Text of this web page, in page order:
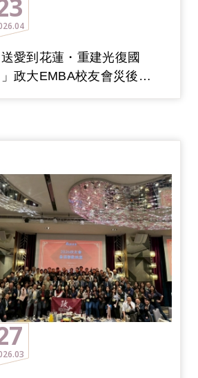
04
送愛到花蓮・重建光復國
政大EMBA校友會災後重
03